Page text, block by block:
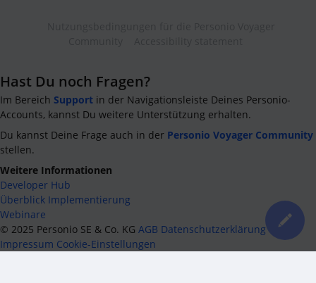
Hast Du noch Fragen?
Im Bereich Support in der Navigationsleiste Deines Personio-
Accounts, kannst Du weitere Unterstützung erhalten.
Du kannst Deine Frage auch in der Personio Voyager Community
stellen.
Weitere Informationen
Developer Hub
Überblick Implementierung
Webinare
© 2025 Personio SE & Co. KG AGB Datenschutzerklärung
Impressum Cookie-Einstellungen